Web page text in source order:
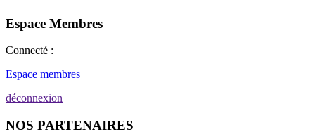
Espace Membres
Connecté :
Espace membres
déconnexion
NOS PARTENAIRES